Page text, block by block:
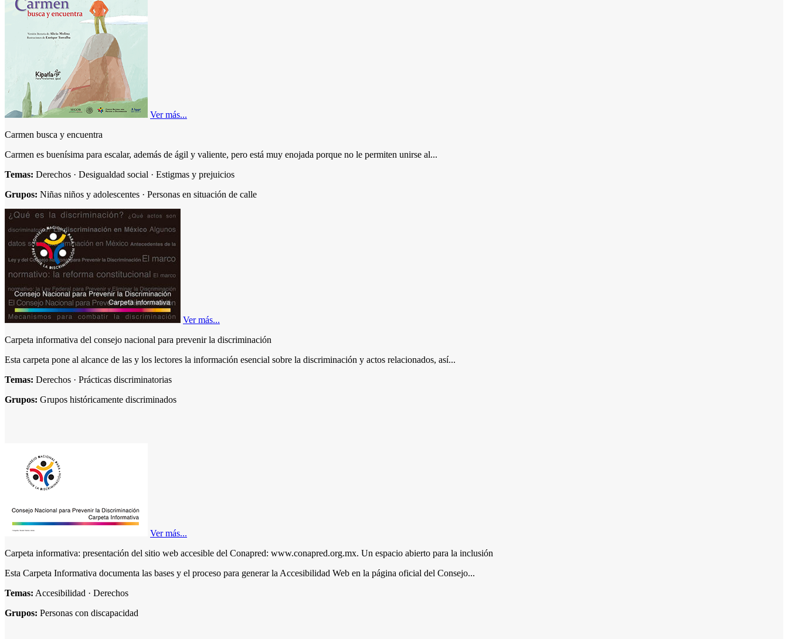
Asamblea General de la ONU
Astrid Reátiga López
Aurora Morales Delgadillo
Beatriz Elba Schmuckler Scornik
Benno de Keijzer
Blanca Bellón
Brenda Peña Barragán
Bruno Rubio Gutiérrez
Busi Cortés
Carlos de la Torre Martínez
Carlos Vilalta
César Reséndiz
Claudia Hinojosa
Claudio Tocchi
Conapred
Daniel Antonio Otero Hernández
Daniel Zizumbo
Daniela Villanueva
Diego Enrique Osorno
Diego Morales
Enrique Isaac Cedillo Flores
Enrique Ventura Marcial
Eric Herrán Salvatti
Ermanno Vitale
Esperanza Soledad Lara Vázquez
Estefanía Isabel Landa Juárez
Estefanía Landa
Estefanía Vela Barba
Eugenia Iturriaga
Fernanda Villareal Martínez
Gall Olivia
Gener Chan May
Georgina Diédhiou Bello
Gloria Estefani Palox Ramírez
Graciela Rodríguez Manzo
Guadalupe Alemán Lascurain
Gustavo Ariel Kaufman
Héctor Islas Azaïs
Honorio Hernández María
Ilich Magdiel Avilés Ramírez
Ver más...
Carmen busca y encuentra
Carmen es buenísima para escalar, además de ágil y valiente, pero está muy enojada porque no le permiten unirse al...
Temas: Derechos · Desigualdad social · Estigmas y prejuicios
Grupos: Niñas niños y adolescentes · Personas en situación de calle
Ver más...
Carpeta informativa del consejo nacional para prevenir la discriminación
Esta carpeta pone al alcance de las y los lectores la información esencial sobre la discriminación y actos relacionados, así...
Temas: Derechos · Prácticas discriminatorias
Grupos: Grupos históricamente discriminados
Ver más...
Carpeta informativa: presentación del sitio web accesible del Conapred: www.conapred.org.mx. Un espacio abierto para la inclusión
Esta Carpeta Informativa documenta las bases y el proceso para generar la Accesibilidad Web en la página oficial del Consejo...
Temas: Accesibilidad · Derechos
Grupos: Personas con discapacidad